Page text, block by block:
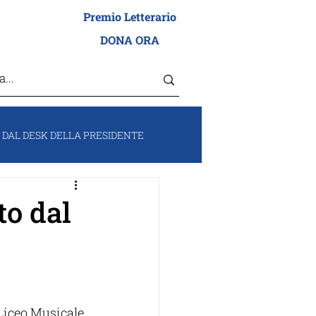
Premio Letterario
DONA ORA
DAL DESK DELLA PRESIDENTE
VOCI DA ISRAELE
dal
Musicale